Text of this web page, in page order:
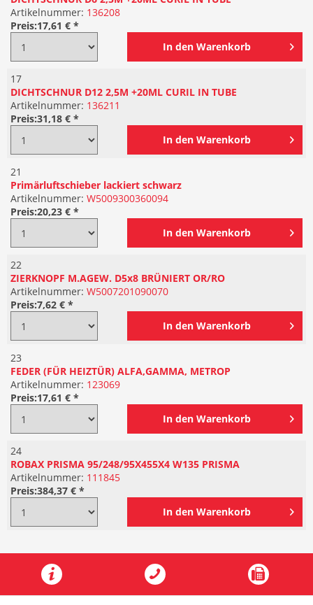
Artikelnummer: 136208
Preis:17,61 € *
In den Warenkorb
17
DICHTSCHNUR D12 2,5M +20ML CURIL IN TUBE
Artikelnummer: 136211
Preis:31,18 € *
In den Warenkorb
21
Primärluftschieber lackiert schwarz
Artikelnummer: W5009300360094
Preis:20,23 € *
In den Warenkorb
22
ZIERKNOPF M.AGEW. D5x8 BRÜNIERT OR/RO
Artikelnummer: W5007201090070
Preis:7,62 € *
In den Warenkorb
23
FEDER (FÜR HEIZTÜR) ALFA,GAMMA, METROP
Artikelnummer: 123069
Preis:17,61 € *
In den Warenkorb
24
ROBAX PRISMA 95/248/95X455X4 W135 PRISMA
Artikelnummer: 111845
Preis:384,37 € *
In den Warenkorb